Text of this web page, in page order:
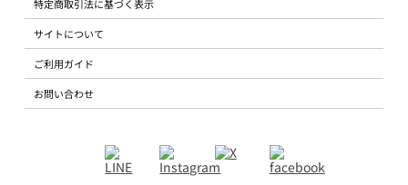
特定商取引法に基づく表示
サイトについて
ご利用ガイド
お問い合わせ